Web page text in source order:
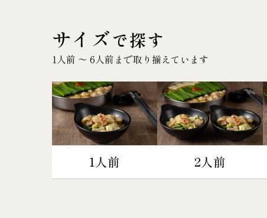
サイズで探す
1人前 〜 6人前まで取り揃えています
1人前 2人前